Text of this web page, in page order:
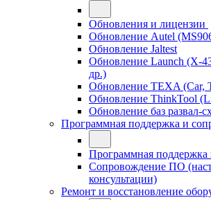
Обновления и лицензии
Обновление Autel
Обновление Jaltest
Обновление Launch (X-
др.)
Обновление TEXA (Car,
Обновление ThinkTool
Обновление баз развал-
Программная поддержка и
Программная поддержка
Сопровождение ПО
консультации)
Ремонт и восстановление